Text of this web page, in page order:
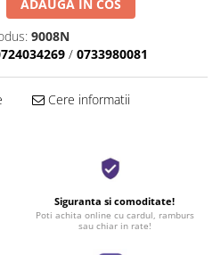
ADAUGA IN COS
9008N
/ 0733980081
Cere informatii
Siguranta si comoditate!
Poti achita online cu cardul, ramburs
sau chiar in rate!